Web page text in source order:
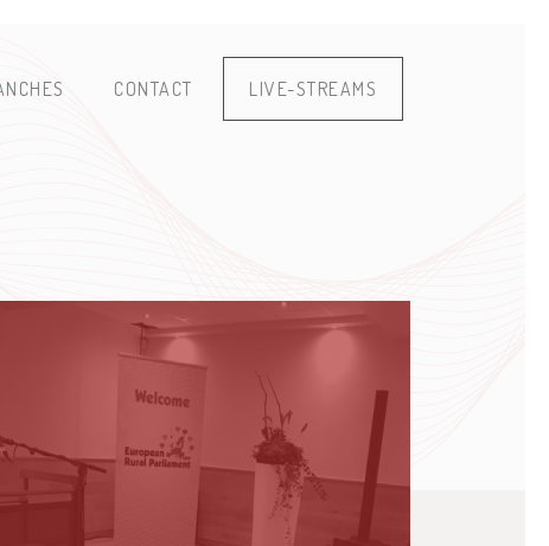
CONTACT LIVE-STREAMS